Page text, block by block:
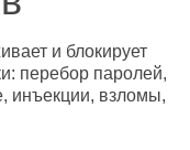
и блокирует
перебор паролей,
инъекции, взломы,